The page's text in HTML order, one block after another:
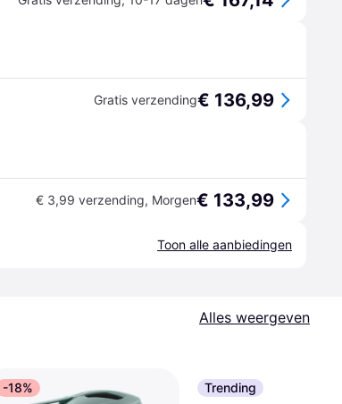
Gratis verzending€ 136,99
€ 3,99 verzending, Morgen€ 133,99
Toon alle aanbiedingen
Alles weergeven
-18% Trending